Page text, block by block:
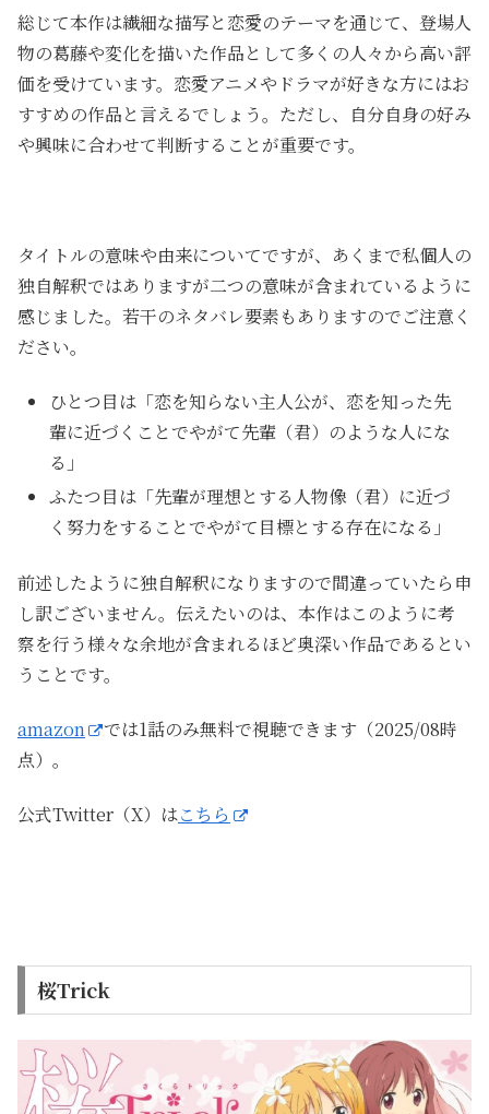
総じて本作は繊細な描写と恋愛のテーマを通じて、登場人
物の葛藤や変化を描いた作品として多くの人々から高い評
価を受けています。恋愛アニメやドラマが好きな方にはお
すすめの作品と言えるでしょう。ただし、自分自身の好み
や興味に合わせて判断することが重要です。
タイトルの意味や由来についてですが、あくまで私個人の
独自解釈ではありますが二つの意味が含まれているように
感じました。若干のネタバレ要素もありますのでご注意く
ださい。
ひとつ目は「恋を知らない主人公が、恋を知った先
輩に近づくことでやがて先輩（君）のような人にな
る」
ふたつ目は「先輩が理想とする人物像（君）に近づ
く努力をすることでやがて目標とする存在になる」
前述したように独自解釈になりますので間違っていたら申
し訳ございません。伝えたいのは、本作はこのように考
察を行う様々な余地が含まれるほど奥深い作品であるとい
うことです。
amazon
では1話のみ無料で視聴できます（2025/08時
点）。
公式Twitter（X）はこちら
桜Trick